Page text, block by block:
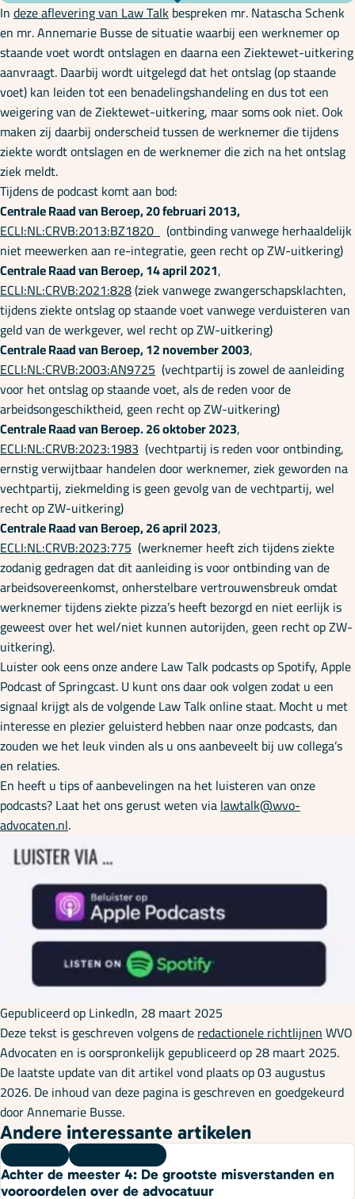
Over ons
Indeze aflevering van Law Talkbespreken mr. Natascha Schenk
en mr. Annemarie Busse de situatie waarbij een werknemer op
staande voet wordt ontslagen en daarna een Ziektewet-uitkering
aanvraagt. Daarbij wordt uitgelegd dat het ontslag (op staande
voet) kan leiden tot een benadelingshandeling en dus tot een
weigering van de Ziektewet-uitkering, maar soms ook niet. Ook
maken zij daarbij onderscheid tussen de werknemer die tijdens
ziekte wordt ontslagen en de werknemer die zich na het ontslag
ziek meldt.
Tijdens de podcast komt aan bod:
Centrale Raad van Beroep, 20 februari 2013,
ECLI:NL:CRVB:2013:BZ1820 (ontbinding vanwege herhaaldelijk
niet meewerken aan re-integratie, geen recht op ZW-uitkering)
Centrale Raad van Beroep, 14 april 2021,
ECLI:NL:CRVB:2021:828(ziek vanwege zwangerschapsklachten,
tijdens ziekte ontslag op staande voet vanwege verduisteren van
geld van de werkgever, wel recht op ZW-uitkering)
Centrale Raad van Beroep, 12 november 2003,
ECLI:NL:CRVB:2003:AN9725 (vechtpartij is zowel de aanleiding
voor het ontslag op staande voet, als de reden voor de
arbeidsongeschiktheid, geen recht op ZW-uitkering)
Centrale Raad van Beroep. 26 oktober 2023,
ECLI:NL:CRVB:2023:1983 (vechtpartij is reden voor ontbinding,
ernstig verwijtbaar handelen door werknemer, ziek geworden na
vechtpartij, ziekmelding is geen gevolg van de vechtpartij, wel
recht op ZW-uitkering)
Centrale Raad van Beroep, 26 april 2023,
ECLI:NL:CRVB:2023:775 (werknemer heeft zich tijdens ziekte
zodanig gedragen dat dit aanleiding is voor ontbinding van de
arbeidsovereenkomst, onherstelbare vertrouwensbreuk omdat
werknemer tijdens ziekte pizza’s heeft bezorgd en niet eerlijk is
geweest over het wel/niet kunnen autorijden, geen recht op ZW-
uitkering).
Luister ook eens onze andere Law Talk podcasts op Spotify, Apple
Podcast of Springcast. U kunt ons daar ook volgen zodat u een
signaal krijgt als de volgende Law Talk online staat. Mocht u met
interesse en plezier geluisterd hebben naar onze podcasts, dan
zouden we het leuk vinden als u ons aanbeveelt bij uw collega’s
en relaties.
En heeft u tips of aanbevelingen na het luisteren van onze
podcasts? Laat het ons gerust weten vialawtalk@wvo-
advocaten.nl.
Gepubliceerd op LinkedIn, 28 maart 2025
Deze tekst is geschreven volgens deredactionele richtlijnenWVO
Advocaten en is oorspronkelijk gepubliceerd op 28 maart 2025.
De laatste update van dit artikel vond plaats op 03 augustus
2026. De inhoud van deze pagina is geschreven en goedgekeurd
door Annemarie Busse.
Andere interessante artikelen
Achter de meester 4: De grootste misverstanden en
vooroordelen over de advocatuur